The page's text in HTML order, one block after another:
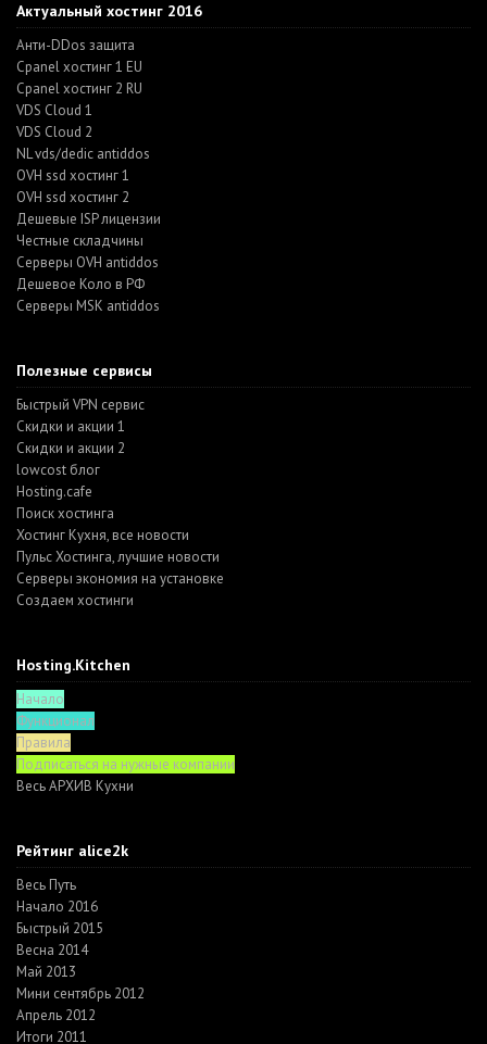
Актуальный хостинг 2016
Анти-DDos защита
Cpanel хостинг 1 EU
Cpanel хостинг 2 RU
VDS Cloud 1
VDS Cloud 2
NL vds/dedic antiddos
OVH ssd хостинг 1
OVH ssd хостинг 2
Дешевые ISP лицензии
Честные складчины
Серверы OVH antiddos
Дешевое Коло в РФ
Серверы MSK antiddos
Полезные сервисы
Быстрый VPN сервис
Скидки и акции 1
Скидки и акции 2
lowcost блог
Hosting.cafe
Поиск хостинга
Хостинг Кухня, все новости
Пульс Хостинга, лучшие новости
Серверы экономия на установке
Создаем хостинги
Hosting.Kitchen
Начало
Функционал
Правила
Подписаться на нужные компании
Весь АРХИВ Кухни
Рейтинг alice2k
Весь Путь
Начало 2016
Быстрый 2015
Весна 2014
Май 2013
Мини сентябрь 2012
Апрель 2012
Итоги 2011